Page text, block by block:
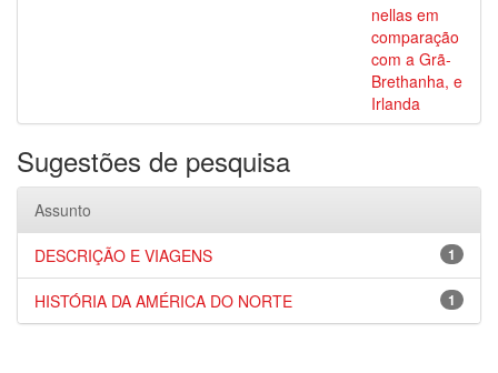
nellas em
comparação
com a Grã-
Brethanha, e
Irlanda
Sugestões de pesquisa
Assunto
1
DESCRIÇÃO E VIAGENS
1
HISTÓRIA DA AMÉRICA DO NORTE